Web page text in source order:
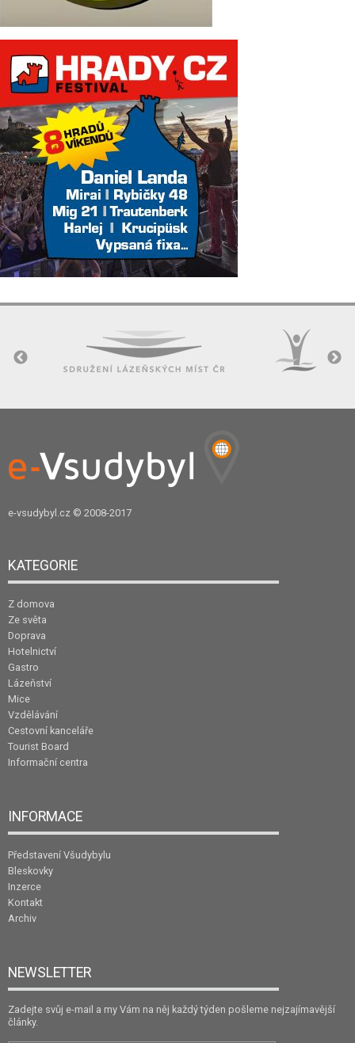
e-vsudybyl.cz © 2008-2017
KATEGORIE
Z domova
Ze světa
Doprava
Hotelnictví
Gastro
Lázeňství
Mice
Vzdělávání
Cestovní kanceláře
Tourist Board
Informační centra
INFORMACE
Představení Všudybylu
Bleskovky
Inzerce
Kontakt
Archiv
NEWSLETTER
Zadejte svůj e-mail a my Vám na něj každý týden pošleme nejzajímavější
články.